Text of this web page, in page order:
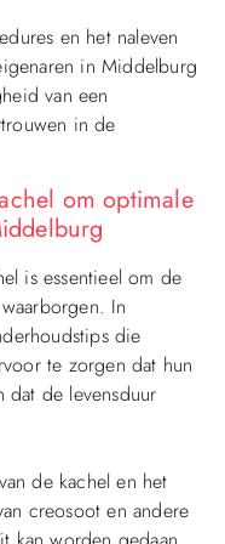
en het naleven
in Middelburg
van een
in de
om optimale
is essentieel om de
In
die
te zorgen dat hun
de levensduur
de kachel en het
creosoot en andere